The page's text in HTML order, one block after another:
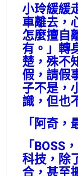
小玲緩緩
車離去，
怎麼擅自
有。」轉
楚，殊不
假，請假
子不是，
識，但也
「阿奇，
「BOSS
科技，除